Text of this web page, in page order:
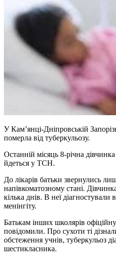
У Кам’янці-Дніпровській
померла від туберкульозу.
Останній місяць 8-річна
йдеться у ТСН.
До лікарів батьки звернулись
напівкоматозному стані.
кілька днів. В неї
менінгіту.
Батькам інших школярів
повідомили. Про сухоти ті
обстеження учнів, туберкульоз
шестикласника.